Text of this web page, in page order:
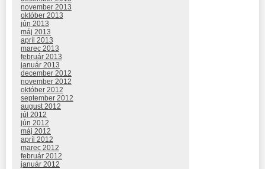
november 2013
október 2013
jún 2013
máj 2013
apríl 2013
marec 2013
február 2013
január 2013
december 2012
november 2012
október 2012
september 2012
august 2012
júl 2012
jún 2012
máj 2012
apríl 2012
marec 2012
február 2012
január 2012